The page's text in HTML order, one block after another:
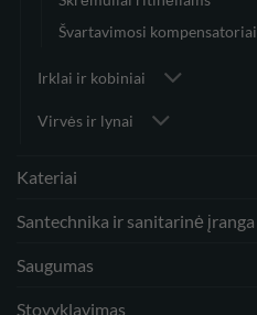
Švartavimosi kompensatoriai
Irklai ir kobiniai
Virvės ir lynai
Kateriai
Santechnika ir sanitarinė įranga
Saugumas
Stovyklavimas